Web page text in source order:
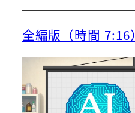
全編版（時間 7:16）